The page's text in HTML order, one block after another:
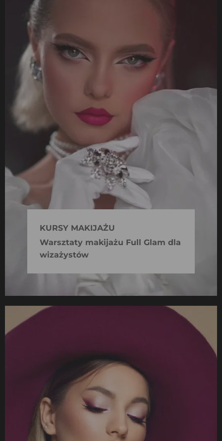
KURSY MAKIJAŻU
Warsztaty makijażu Full Glam dla
wizażystów